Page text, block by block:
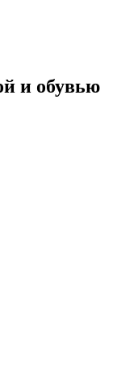
и обувью